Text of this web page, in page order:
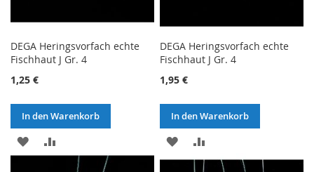
DEGA Heringsvorfach echte
Fischhaut J Gr. 4
1,25 €
In den Warenkorb
ZUR
WUNSCHLISTE
VERGLEICHSLISTE
DEGA Heringsvorfach echte
Fischhaut J Gr. 4
1,95 €
In den Warenkorb
ZUR
WUNSCHLISTE
VERGLEICHSLISTE